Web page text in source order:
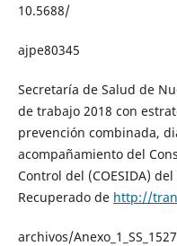
10.5688/
ajpe80345
Secretaría de Salud de
de trabajo 2018 con
prevención combinada,
acompañamiento del
Control del (COESIDA)
Recuperado de http://
archivos/